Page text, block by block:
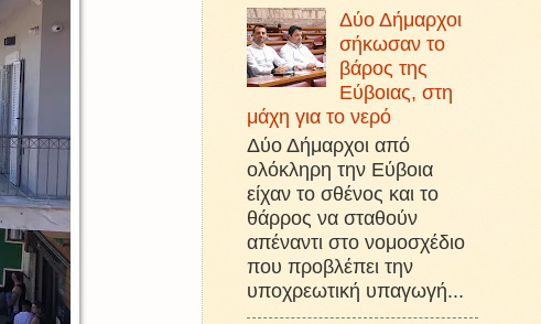
Δύο Δήμαρχοι
σήκωσαν το
βάρος της
Εύβοιας, στη
μάχη για το νερό
Δύο Δήμαρχοι από
ολόκληρη την Εύβοια
είχαν το σθένος και το
θάρρος να σταθούν
απέναντι στο νομοσχέδιο
που προβλέπει την
υποχρεωτική υπαγωγή...